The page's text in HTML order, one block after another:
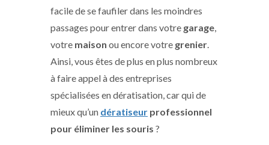
facile de se faufiler dans les moindres
passages pour entrer dans votre garage,
votre maison ou encore votre grenier.
Ainsi, vous êtes de plus en plus nombreux
à faire appel à des entreprises
spécialisées en dératisation, car qui de
mieux qu’un dératiseur professionnel
pour éliminer les souris ?